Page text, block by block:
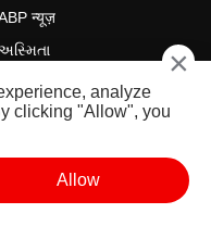
न्यूज़
நாடு ABP దేశం ×
analyze
clicking "Allow", you
Allow